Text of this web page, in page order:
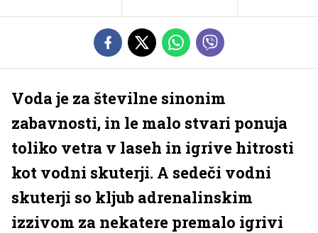
Voda je za številne sinonim
zabavnosti, in le malo stvari ponuja
toliko vetra v laseh in igrive hitrosti
kot vodni skuterji. A sedeči vodni
skuterji so kljub adrenalinskim
izzivom za nekatere premalo igrivi